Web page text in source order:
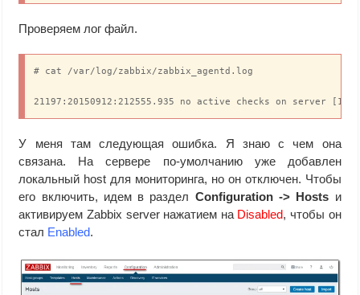
Проверяем лог файл.
# cat /var/log/zabbix/zabbix_agentd.log
21197:20150912:212555.935 no active checks on server
У меня там следующая ошибка. Я знаю с чем она
связана. На сервере по-умолчанию уже добавлен
локальный host для мониторинга, но он отключен. Чтобы
его включить, идем в раздел Configuration -> Hosts и
активируем Zabbix server нажатием на Disabled, чтобы он
стал Enabled.